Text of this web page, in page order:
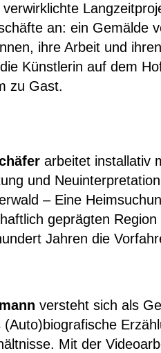
verwirklichte
an: ein Gemälde
ihre Arbeit und
Künstlerin auf dem
zu Gast.
arbeitet installativ
und Neuin
– Eine
geprägten
Jahren die
versteht sich als
(Auto)biografische Erzähl
Mit der